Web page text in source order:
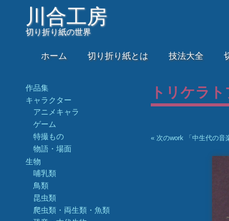
川合工房
切り折り紙の世界
ホーム 切り折り紙とは 技法大全
トリケラ
« 次のwork 「中生代の音
作品集
キャラクター
アニメキャラ
ゲーム
特撮もの
物語・場面
生物
哺乳類
鳥類
昆虫類
爬虫類・両生類・魚類